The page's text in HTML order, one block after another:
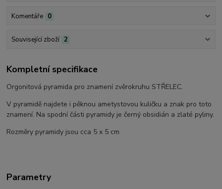
Komentáře 0
Související zboží 2
Kompletní specifikace
Orgonitová pyramida pro znamení zvěrokruhu STŘELEC.
V pyramidě najdete i pěknou ametystovou kuličku a znak pro toto
znamení. Na spodní části pyramidy je černý obsidián a zlaté pyliny.
Rozměry pyramidy jsou cca 5 x 5 cm
Parametry